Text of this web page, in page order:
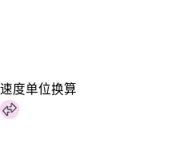
速度单位换算